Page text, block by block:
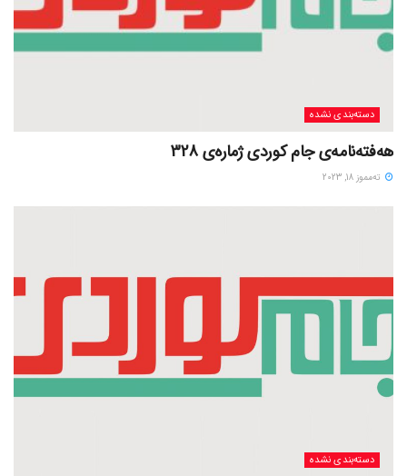
دسته‌بندی نشده
هەفتەنامەی جام کوردی ژمارەی 328
ته‌مموز 18, 2023
دسته‌بندی نشده